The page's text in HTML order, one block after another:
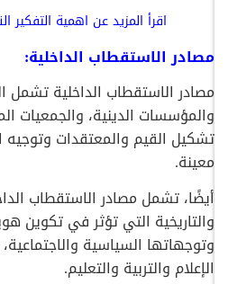
اقرأ المزيد عناهمية التفكير الناقد
مصادر الاستقطاب الداخلية:
مصادر الاستقطاب الداخلية تشمل
والمؤسسات الدينية، والجمعيات
تشكيل القيم والمعتقدات وتوجيه
معينة.
أيضًا، تشمل مصادر الاستقطاب
والتاريخية التي تؤثر في تكوين
وتوجهاتها السياسية والاجتماعية،
الإعلام والتربية والتعليم.